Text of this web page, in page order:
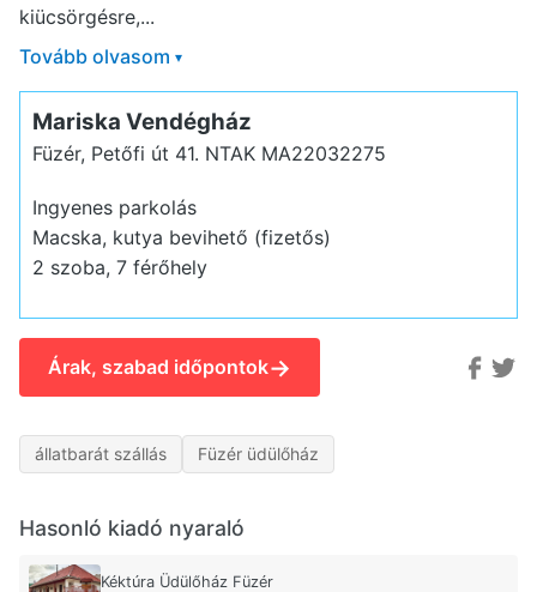
kiücsörgésre,...
Tovább olvasom ▾
Mariska Vendégház
Füzér, Petőfi út 41. NTAK MA22032275
Ingyenes parkolás
Macska, kutya bevihető (fizetős)
2 szoba, 7 férőhely
Árak, szabad időpontok→
állatbarát szállás Füzér üdülőház
Hasonló kiadó nyaraló
Kéktúra Üdülőház Füzér